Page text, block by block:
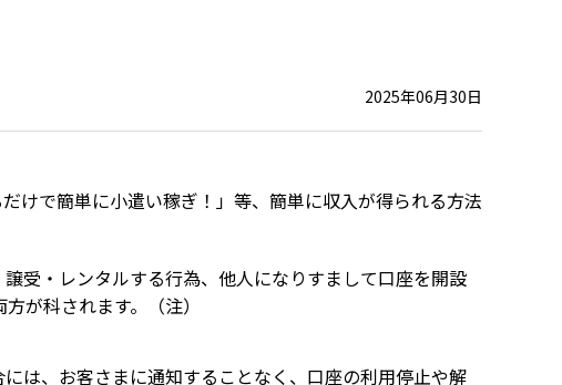
2025年06月30日
けで簡単に小遣い稼ぎ！」等、簡単に収入が得られる方法
受・レンタルする行為、他人になりすまして口座を開設
が科されます。（注）
は、お客さまに通知することなく、口座の利用停止や解